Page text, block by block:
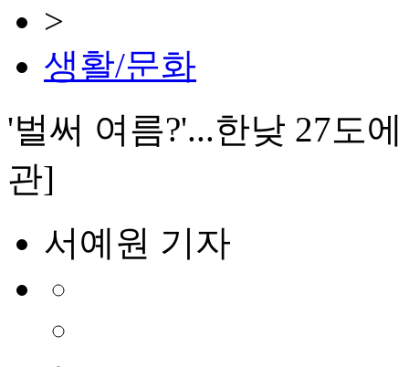
>
생활/문화
'벌써 여름?'...한낮 27도
관]
서예원 기자